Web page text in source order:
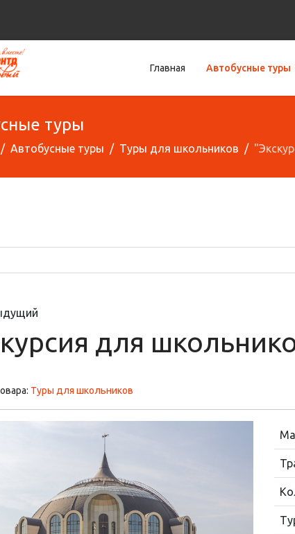
Главная Автобусные туры
туры
Автобусные туры Туры для школьников
для
Туры для школьников